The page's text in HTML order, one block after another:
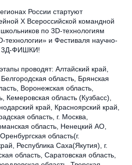
России стартуют
X Всероссийской командной
по 3D-технологиям
и Фестиваля научно-
3Д-ФИШКИ!
проводят: Алтайский край,
область, Брянская
Воронежская область,
Кемеровская область (Кузбасс),
край, Красноярский край,
область, г. Москва,
область, Ненецкий АО,
область(г.
Республика Саха(Якутия), г.
область, Саратовская область,